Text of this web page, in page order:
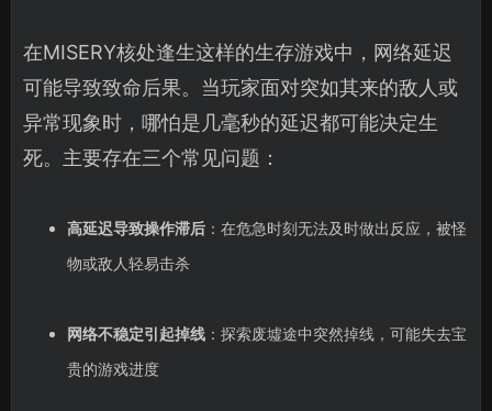
在MISERY核处逢生这样的生存游戏中，网络延迟
可能导致致命后果。当玩家面对突如其来的敌人或
异常现象时，哪怕是几毫秒的延迟都可能决定生
死。主要存在三个常见问题：
高延迟导致操作滞后：在危急时刻无法及时做出反应，被怪
物或敌人轻易击杀
网络不稳定引起掉线：探索废墟途中突然掉线，可能失去宝
贵的游戏进度